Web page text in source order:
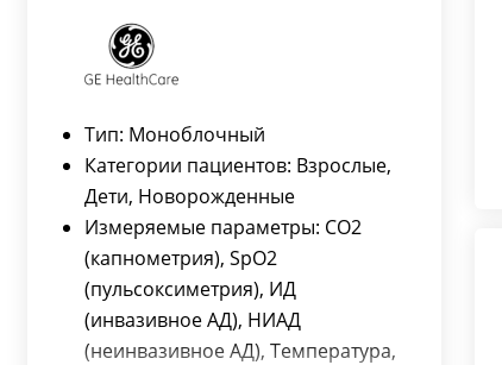
Тип: Моноблочный
Категории пациентов: Взрослые,
Дети, Новорожденные
Измеряемые параметры: CO2
(капнометрия), SpO2
(пульсоксиметрия), ИД
(инвазивное АД), НИАД
(неинвазивное АД), Температура,